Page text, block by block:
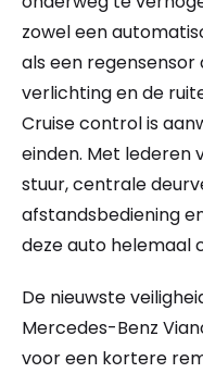
zowel een
als een regensensor
verlichting en de
Cruise control is
einden. Met lederen
stuur, centrale
afstandsbediening
deze auto helemaal
De nieuwste
Mercedes-Benz
voor een kortere